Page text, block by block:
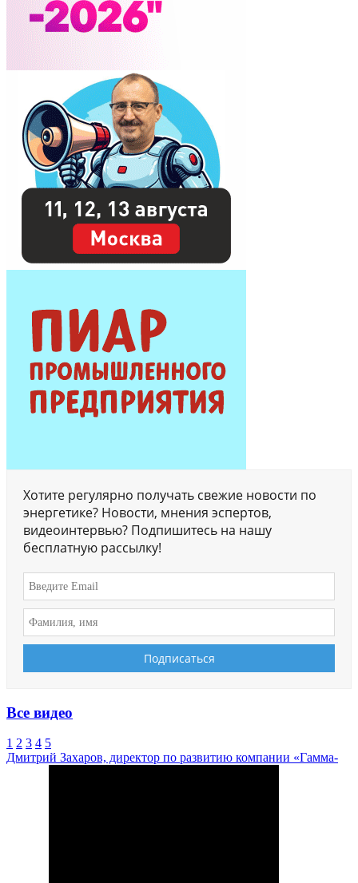
Хотите регулярно получать свежие новости по
энергетике? Новости, мнения эспертов,
видеоинтервью? Подпишитесь на нашу
бесплатную рассылку!
Все видео
1 2 3 4 5
Дмитрий Захаров, директор по развитию компании «Гамма-